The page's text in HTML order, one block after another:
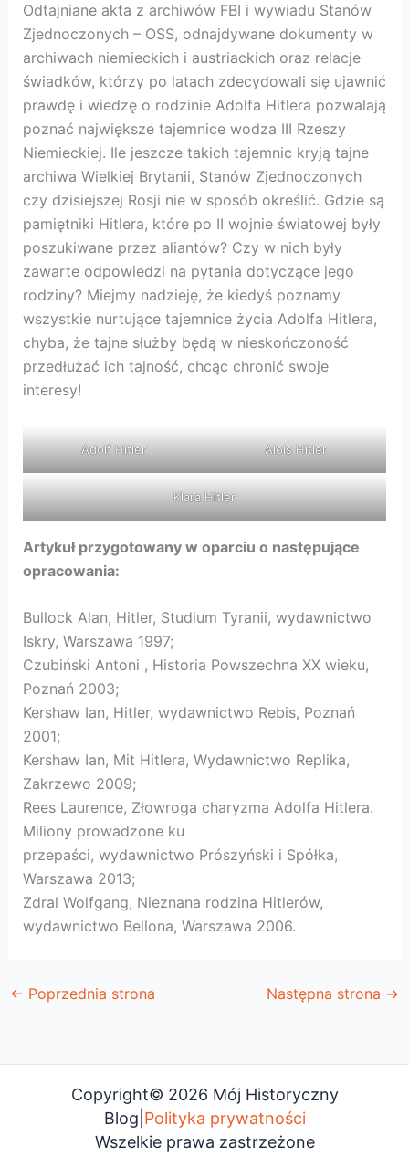
Odtajniane akta z archiwów FBI i wywiadu Stanów
Zjednoczonych – OSS, odnajdywane dokumenty w
archiwach niemieckich i austriackich oraz relacje
świadków, którzy po latach zdecydowali się ujawnić
prawdę i wiedzę o rodzinie Adolfa Hitlera pozwalają
poznać największe tajemnice wodza III Rzeszy
Niemieckiej. Ile jeszcze takich tajemnic kryją tajne
archiwa Wielkiej Brytanii, Stanów Zjednoczonych
czy dzisiejszej Rosji nie w sposób określić. Gdzie są
pamiętniki Hitlera, które po II wojnie światowej były
poszukiwane przez aliantów? Czy w nich były
zawarte odpowiedzi na pytania dotyczące jego
rodziny? Miejmy nadzieję, że kiedyś poznamy
wszystkie nurtujące tajemnice życia Adolfa Hitlera,
chyba, że tajne służby będą w nieskończoność
przedłużać ich tajność, chcąc chronić swoje
interesy!
Adolf Hitler Alois Hitler
Klara Hitler
Artykuł przygotowany w oparciu o następujące
opracowania:
Bullock Alan, Hitler, Studium Tyranii, wydawnictwo
Iskry, Warszawa 1997;
Czubiński Antoni , Historia Powszechna XX wieku,
Poznań 2003;
Kershaw Ian, Hitler, wydawnictwo Rebis, Poznań
2001;
Kershaw Ian, Mit Hitlera, Wydawnictwo Replika,
Zakrzewo 2009;
Rees Laurence, Złowroga charyzma Adolfa Hitlera.
Miliony prowadzone ku
przepaści, wydawnictwo Prószyński i Spółka,
Warszawa 2013;
Zdral Wolfgang, Nieznana rodzina Hitlerów,
wydawnictwo Bellona, Warszawa 2006.
← Poprzednia strona Następna strona →
Copyright© 2026 Mój Historyczny
Blog| Polityka prywatności
Wszelkie prawa zastrzeżone